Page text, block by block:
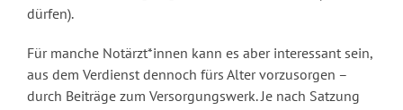
dürfen).
Für manche Notärzt*innen kann es aber interessant sein,
aus dem Verdienst dennoch fürs Alter vorzusorgen –
durch Beiträge zum Versorgungswerk. Je nach Satzung